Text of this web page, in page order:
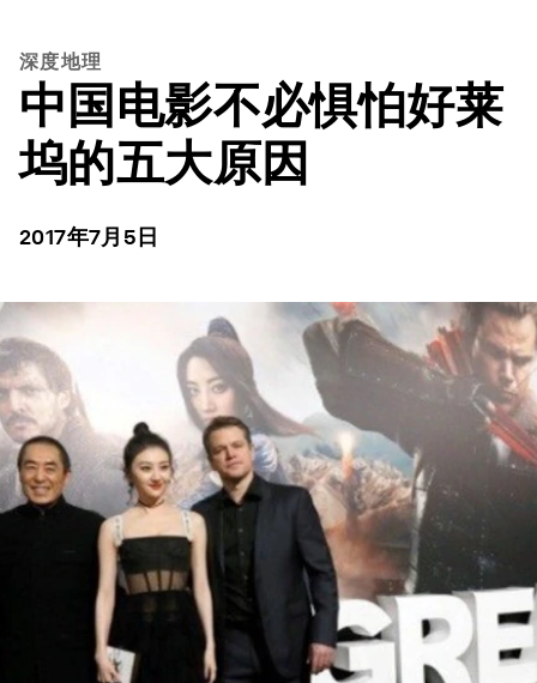
深度地理
中国电影不必惧怕好莱
坞的五大原因
2017年7月5日